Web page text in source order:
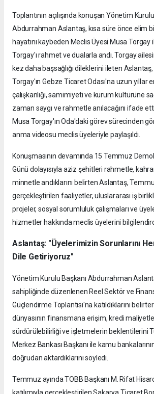
Toplantının açılışında konuşan Yönetim
Abdurrahman Aslantaş, kısa süre önce elim
hayatını kaybeden Meclis Üyesi Musa Torgay
Torgay'ı rahmet ve dualarla andı. Torgay
kez daha başsağlığı dileklerini ileten
Torgay'ın Gebze Ticaret Odası'na uzun yıllar
çalışkanlığı, samimiyeti ve kurum kültürüne
zaman saygı ve rahmetle anılacağını ifade
Musa Torgay'ın Oda'daki görev sürecinden
anma videosu meclis üyeleriyle paylaşıldı.
Konuşmasının devamında 15 Temmuz
Günü dolayısıyla aziz şehitleri rahmetle,
minnetle andıklarını belirten Aslantaş,
gerçekleştirilen faaliyetler, uluslararası iş
projeler, sosyal sorumluluk çalışmaları ve
hizmetler hakkında meclis üyelerini
Aslantaş: "Üyelerimizin Sorunlarını
Dile Getiriyoruz"
Yönetim Kurulu Başkanı Abdurrahman
sahipliğinde düzenlenen Reel Sektör ve
Güçlendirme Toplantısı'na katıldıklarını
dünyasının finansmana erişim, kredi
sürdürülebilirliği ve işletmelerin beklentilerini
Merkez Bankası Başkanı ile kamu
doğrudan aktardıklarını söyledi.
Temmuz ayında TOBB Başkanı M. Rifat
katılımıyla gerçekleştirilen Sakarya Ticaret